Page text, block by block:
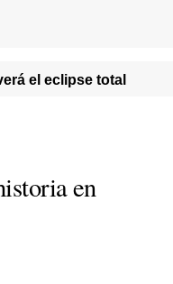
el eclipse total
en